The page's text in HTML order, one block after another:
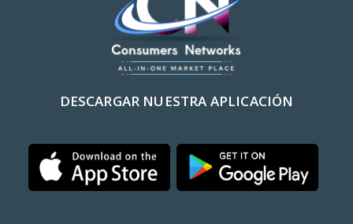
DESCARGAR NUESTRA APLICACIÓN